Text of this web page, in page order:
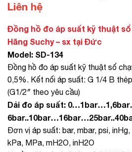
Liên hệ
Đồng hồ đo áp suất kỹ thuật sổ
Hãng Suchy – sx tại Đức
Model: SD-134
Đồng hồ đo áp suất kỹ thuật số
0,5%. Kết nối áp suất: G 1/4 B
(G1/2″ theo yêu cầu)
Dải đo áp suất:
Đơn vị áp suất: bar, mbar, psi,
kPa, MPa, mH2O, inH2O